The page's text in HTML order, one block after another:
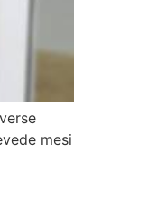
mesi